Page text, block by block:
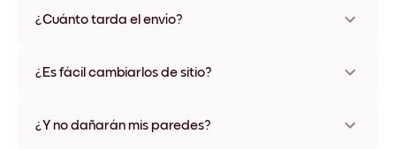
varios materiales y colores de marco, incluidas opciones sin
¿Cuánto tarda el envío?
disponibles en algunos países. Te enviaremos un número de
¿Es fácil cambiarlos de sitio?
ningún daño
¿Y no dañarán mis paredes?